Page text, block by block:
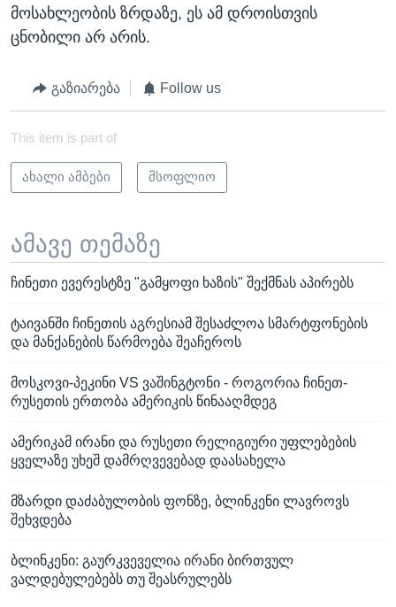
მოსახლეობის ზრდაზე, ეს ამ დროისთვის
ცნობილი არ არის.
გაზიარება Follow us
This item is part of
ახალი ამბები მსოფლიო
ამავე თემაზე
ჩინეთი ევერესტზე "გამყოფი ხაზის" შექმნას აპირებს
ტაივანში ჩინეთის აგრესიამ შესაძლოა სმარტფონების
და მანქანების წარმოება შეაჩეროს
მოსკოვი-პეკინი VS ვაშინგტონი - როგორია ჩინეთ-
რუსეთის ერთობა ამერიკის წინააღმდეგ
ამერიკამ ირანი და რუსეთი რელიგიური უფლებების
ყველაზე უხეშ დამრღვევებად დაასახელა
მზარდი დაძაბულობის ფონზე, ბლინკენი ლავროვს
შეხვდება
ბლინკენი: გაურკვეველია ირანი ბირთვულ
ვალდებულებებს თუ შეასრულებს